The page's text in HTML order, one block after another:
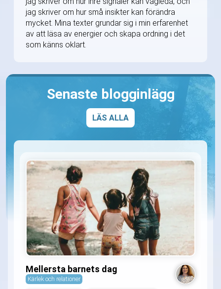
jag skriver om hur små insikter kan förändra
mycket. Mina texter grundar sig i min erfarenhet
av att läsa av energier och skapa ordning i det
som känns oklart.
Senaste blogginlägg
LÄS ALLA
Mellersta barnets dag
Kärlek och relationer